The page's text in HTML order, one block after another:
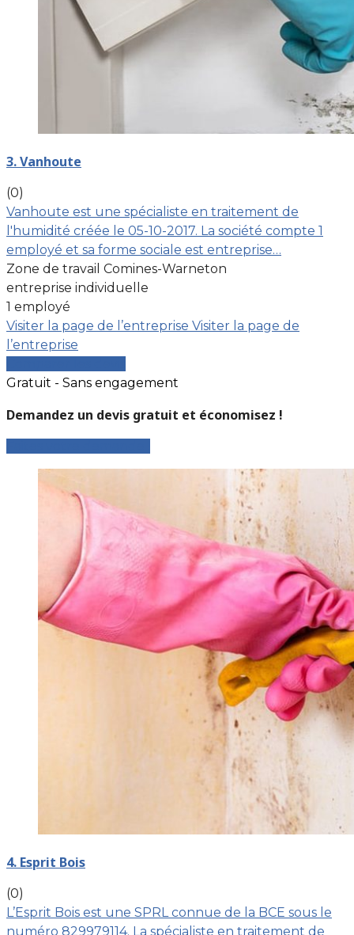
3. Vanhoute
(0)
Vanhoute est une spécialiste en traitement de
l'humidité créée le 05-10-2017. La société compte 1
employé et sa forme sociale est entreprise…
Zone de travail Comines-Warneton
entreprise individuelle
1 employé
Visiter la page de l’entreprise Visiter la page de
l’entreprise
Gratuit - Sans engagement
Demandez un devis gratuit et économisez !
4. Esprit Bois
(0)
L’Esprit Bois est une SPRL connue de la BCE sous le
numéro 829979114. La spécialiste en traitement de